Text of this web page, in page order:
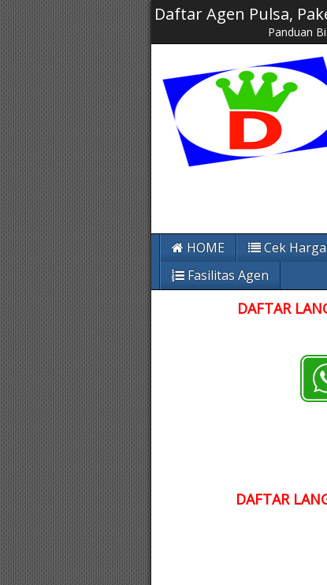
Daftar Agen Pulsa,
Panduan
HOME Cek Harga
Fasilitas Agen
DAFTAR
DAFTAR